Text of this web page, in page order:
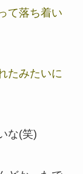
て落ち着い
たみたいに
な(笑)